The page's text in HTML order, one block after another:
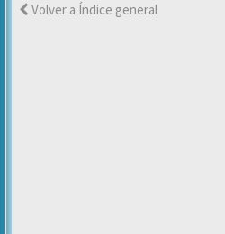
Volver a Índice general